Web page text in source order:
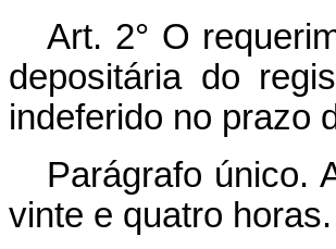
Art. 2° O
depositária do
indeferido no prazo
Parágrafo único.
vinte e quatro horas.